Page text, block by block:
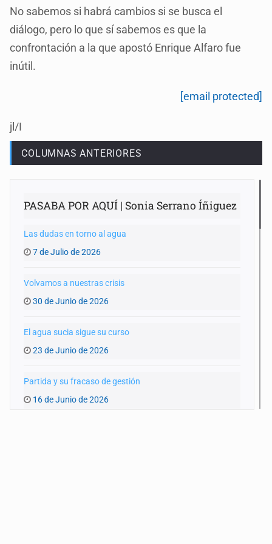
No sabemos si habrá cambios si se busca el
diálogo, pero lo que sí sabemos es que la
confrontación a la que apostó Enrique Alfaro fue
inútil.
[email protected]
jl/I
COLUMNAS ANTERIORES
PASABA POR AQUÍ | Sonia Serrano Íñiguez
Las dudas en torno al agua
7 de Julio de 2026
Volvamos a nuestras crisis
30 de Junio de 2026
El agua sucia sigue su curso
23 de Junio de 2026
Partida y su fracaso de gestión
16 de Junio de 2026